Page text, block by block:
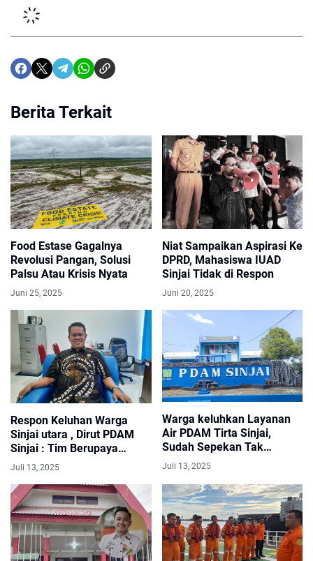
Berita Terkait
Food Estase Gagalnya
Revolusi Pangan, Solusi
Palsu Atau Krisis Nyata
Juni 25, 2025
Niat Sampaikan Aspirasi Ke
DPRD, Mahasiswa IUAD
Sinjai Tidak di Respon
Juni 20, 2025
Respon Keluhan Warga
Sinjai utara , Dirut PDAM
Sinjai : Tim Berupaya
Lakukan Perbaikan Pipa
Juli 13, 2025
Warga keluhkan Layanan
Air PDAM Tirta Sinjai,
Sudah Sepekan Tak
Mengalir
Juli 13, 2025